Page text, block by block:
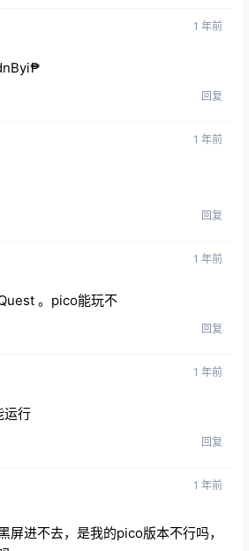
1 年前
回复
1 年前
回复
1 年前
。pico能玩不
回复
1 年前
运行
回复
1 年前
屏进不去，是我的pico版本不行吗，